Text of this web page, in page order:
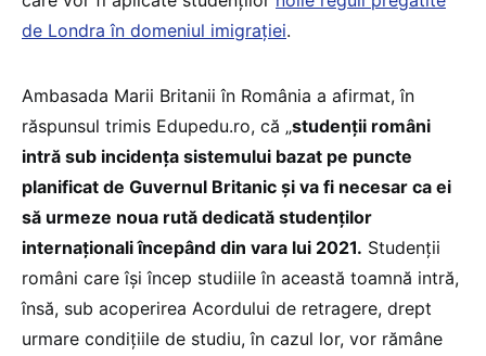
de Londra în domeniul imigrației.
Ambasada Marii Britanii în România a afirmat, în
răspunsul trimis Edupedu.ro, că „studenții români
intră sub incidența sistemului bazat pe puncte
planificat de Guvernul Britanic și va fi necesar ca ei
să urmeze noua rută dedicată studenților
internaționali începând din vara lui 2021. Studenții
români care își încep studiile în această toamnă intră,
însă, sub acoperirea Acordului de retragere, drept
urmare condițiile de studiu, în cazul lor, vor rămâne